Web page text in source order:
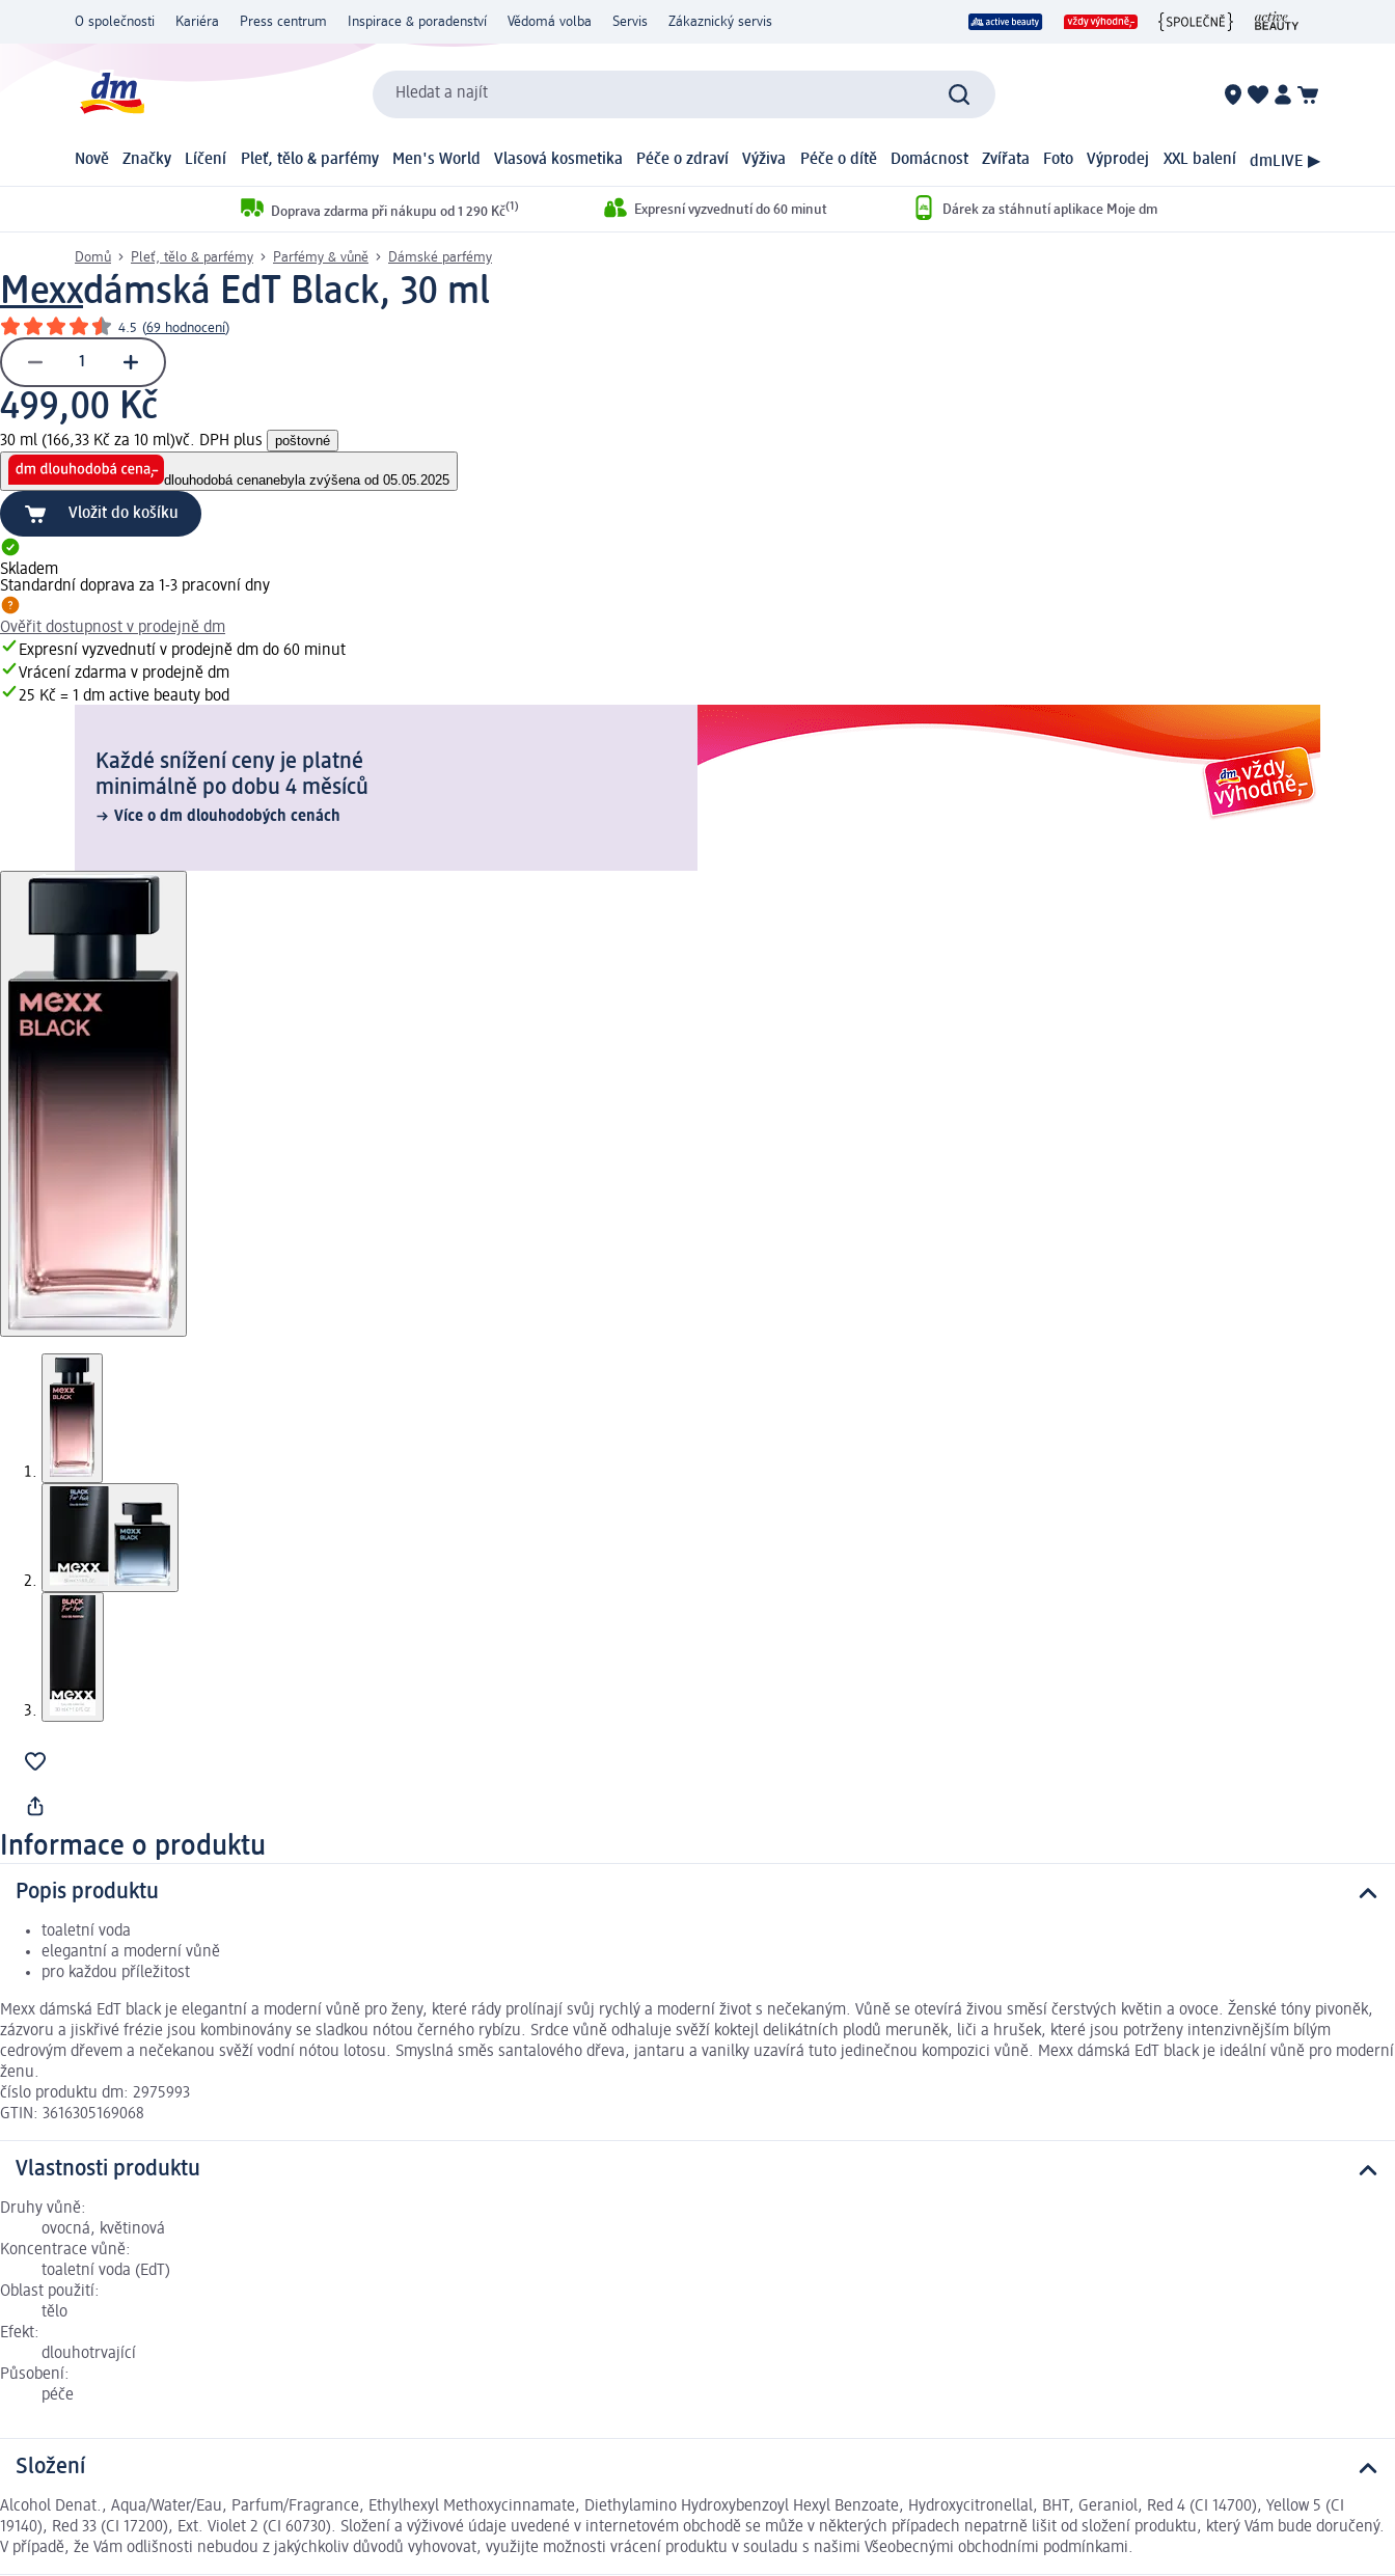
O společnosti Kariéra Press centrum Inspirace & poradenství Vědomá volba Servis Zákaznický servis
Hledat a najít
Nově Značky Líčení Pleť, tělo & parfémy Men's World Vlasová kosmetika Péče o zdraví Výživa Péče o dítě Domácnost Zvířata Foto Výprodej XXL balení dmLIVE ▶
Doprava zdarma při nákupu od 1 290 Kč(1) Expresní vyzvednutí do 60 minut Dárek za stáhnutí aplikace Moje dm
Domů Pleť, tělo & parfémy Parfémy & vůně Dámské parfémy
Mexxdámská EdT Black, 30 ml
4.5 (69 hodnocení)
499,00 Kč
30 ml (166,33 Kč za 10 ml)vč. DPH plus poštovné
dlouhodobá cenanebyla zvýšena od 05.05.2025
Vložit do košíku
Skladem
Standardní doprava za 1-3 pracovní dny
Ověřit dostupnost v prodejně dm
Expresní vyzvednutí v prodejně dm do 60 minut
Vrácení zdarma v prodejně dm
25 Kč = 1 dm active beauty bod
Každé snížení ceny je platné
minimálně po dobu 4 měsíců
Více o dm dlouhodobých cenách
Informace o produktu
Popis produktu
toaletní voda
elegantní a moderní vůně
pro každou příležitost
Mexx dámská EdT black je elegantní a moderní vůně pro ženy, které rády prolínají svůj rychlý a moderní život s nečekaným. Vůně se otevírá živou směsí čerstvých květin a ovoce. Ženské tóny pivoněk,
zázvoru a jiskřivé frézie jsou kombinovány se sladkou nótou černého rybízu. Srdce vůně odhaluje svěží koktejl delikátních plodů meruněk, liči a hrušek, které jsou potrženy intenzivnějším bílým
cedrovým dřevem a nečekanou svěží vodní nótou lotosu. Smyslná směs santalového dřeva, jantaru a vanilky uzavírá tuto jedinečnou kompozici vůně. Mexx dámská EdT black je ideální vůně pro moderní
ženu.
číslo produktu dm: 2975993
GTIN: 3616305169068
Vlastnosti produktu
Druhy vůně:
ovocná, květinová
Koncentrace vůně:
toaletní voda (EdT)
Oblast použití:
tělo
Efekt:
dlouhotrvající
Působení:
péče
Složení
Alcohol Denat., Aqua/Water/Eau, Parfum/Fragrance, Ethylhexyl Methoxycinnamate, Diethylamino Hydroxybenzoyl Hexyl Benzoate, Hydroxycitronellal, BHT, Geraniol, Red 4 (CI 14700), Yellow 5 (CI
19140), Red 33 (CI 17200), Ext. Violet 2 (CI 60730). Složení a výživové údaje uvedené v internetovém obchodě se může v některých případech nepatrně lišit od složení produktu, který Vám bude doručený.
V případě, že Vám odlišnosti nebudou z jakýchkoliv důvodů vyhovovat, využijte možnosti vrácení produktu v souladu s našimi Všeobecnými obchodními podmínkami.